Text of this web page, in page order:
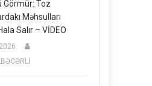
Görmür: Toz
Məhsulları
Salır – VİDEO